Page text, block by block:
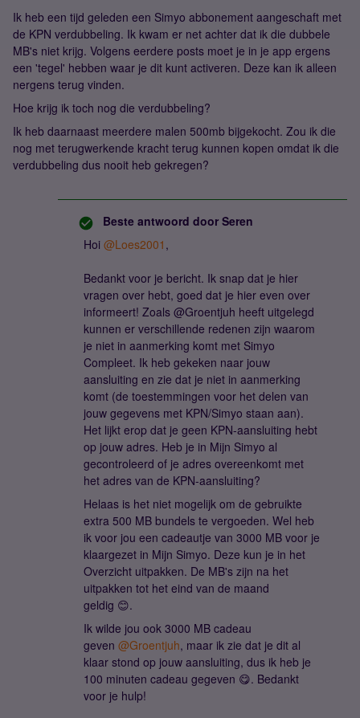
Ik heb een tijd geleden een Simyo abbonement aangeschaft met
de KPN verdubbeling. Ik kwam er net achter dat ik die dubbele
MB's niet krijg. Volgens eerdere posts moet je in je app ergens
een 'tegel' hebben waar je dit kunt activeren. Deze kan ik alleen
nergens terug vinden.
Hoe krijg ik toch nog die verdubbeling?
Ik heb daarnaast meerdere malen 500mb bijgekocht. Zou ik die
nog met terugwerkende kracht terug kunnen kopen omdat ik die
verdubbeling dus nooit heb gekregen?
Beste antwoord door Seren
Hoi @Loes2001 ,
Bedankt voor je bericht. Ik snap dat je hier
vragen over hebt, goed dat je hier even over
informeert! Zoals @Groentjuh heeft uitgelegd
kunnen er verschillende redenen zijn waarom
je niet in aanmerking komt met Simyo
Compleet. Ik heb gekeken naar jouw
aansluiting en zie dat je niet in aanmerking
komt (de toestemmingen voor het delen van
jouw gegevens met KPN/Simyo staan aan).
Het lijkt erop dat je geen KPN-aansluiting hebt
op jouw adres. Heb je in Mijn Simyo al
gecontroleerd of je adres overeenkomt met
het adres van de KPN-aansluiting?
Helaas is het niet mogelijk om de gebruikte
extra 500 MB bundels te vergoeden. Wel heb
ik voor jou een cadeautje van 3000 MB voor je
klaargezet in Mijn Simyo. Deze kun je in het
Overzicht uitpakken. De MB's zijn na het
uitpakken tot het eind van de maand
geldig 😊.
Ik wilde jou ook 3000 MB cadeau
geven @Groentjuh, maar ik zie dat je dit al
klaar stond op jouw aansluiting, dus ik heb je
100 minuten cadeau gegeven 😋. Bedankt
voor je hulp!